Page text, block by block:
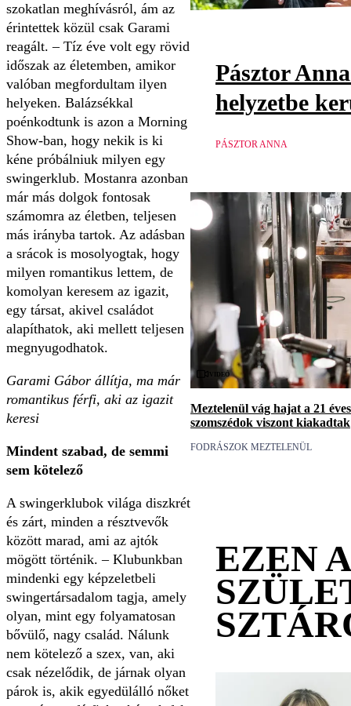
szokatlan meghívásról, ám az
érintettek közül csak Garami
reagált. – Tíz éve volt egy rövid
időszak az életemben, amikor
valóban megfordultam ilyen
helyeken. Balázsékkal
poénkodtunk is azon a Morning
Show-ban, hogy nekik is ki
kéne próbálniuk milyen egy
swingerklub. Mostanra azonban
már más dolgok fontosak
számomra az életben, teljesen
más irányba tartok. Az adásban
a srácok is mosolyogtak, hogy
milyen romantikus lettem, de
komolyan keresem az igazit,
egy társat, akivel családot
alapíthatok, aki mellett teljesen
megnyugodhatok.
Garami Gábor állítja, ma már
romantikus férfi, aki az igazit
keresi
Mindent szabad, de semmi
sem kötelező
A swingerklubok világa diszkrét
és zárt, minden a résztvevők
között marad, ami az ajtók
mögött történik. – Klubunkban
mindenki egy képzeletbeli
swingertársadalom tagja, amely
olyan, mint egy folyamatosan
bővülő, nagy család. Nálunk
nem kötelező a szex, van, aki
csak nézelődik, de járnak olyan
párok is, akik egyedülálló nőket
Pásztor
helyzetbe
PÁSZTOR ANNA
Videó
Meztelenül vág hajat a 21
szomszédok viszont kiakadtak
FODRÁSZOK MEZTELENÜL
EZEN